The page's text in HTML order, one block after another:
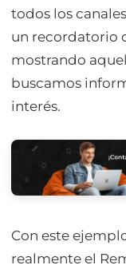
todos los
un recordatorio
mostrando
buscamos
interés.
Con este
realmente el